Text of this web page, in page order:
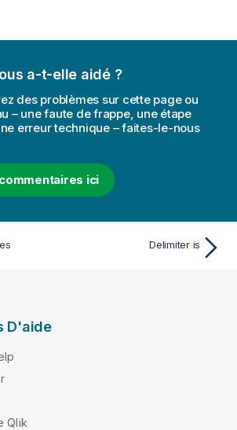
a-t-elle aidé ?
des problèmes sur cette page ou
– une faute de frappe, une étape
erreur technique – faites-le-nous
ici
Delimiter is
D'aide
Qlik